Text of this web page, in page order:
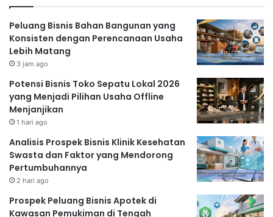
Peluang Bisnis Bahan Bangunan yang
Konsisten dengan Perencanaan Usaha
Lebih Matang
3 jam ago
Potensi Bisnis Toko Sepatu Lokal 2026
yang Menjadi Pilihan Usaha Offline
Menjanjikan
1 hari ago
Analisis Prospek Bisnis Klinik Kesehatan
Swasta dan Faktor yang Mendorong
Pertumbuhannya
2 hari ago
Prospek Peluang Bisnis Apotek di
Kawasan Pemukiman di Tengah